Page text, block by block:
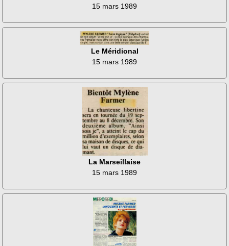
15 mars 1989
Le Méridional
15 mars 1989
La Marseillaise
15 mars 1989